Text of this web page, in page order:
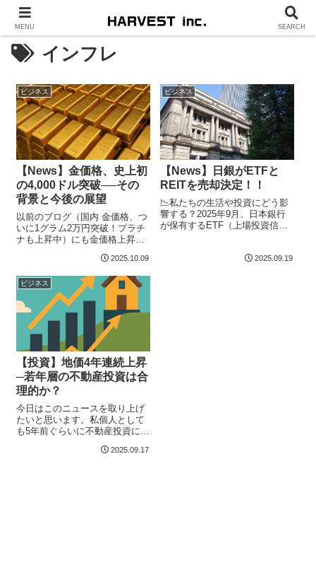
インフレ
ビジネス
【News】金価格、史上初
の4,000ドル突破──その
背景と今後の展望
以前のブログ（国内 金価格、つ
いに1グラム2万円突破！プラチ
ナも上昇中）にも金価格上昇の
2025.10.09
ビジネス
【News】日銀がETFと
REITを売却決定！！
📉私たちの生活や投資にどう影
響する？2025年9月、日本銀行
が保有するETF（上場投資信
2025.09.19
ビジネス
【投資】地価4年連続上昇
─若年層の不動産投資は合
理的か？
今日はこのニュースを取り上げ
たいと思います。私個人として
も5年前ぐらいに不動産投資に興
2025.09.17
MENU SEARCH